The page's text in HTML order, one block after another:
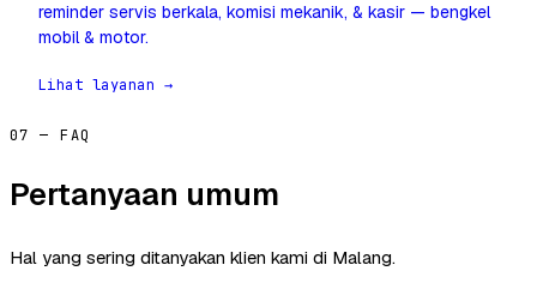
reminder servis berkala, komisi mekanik, & kasir — bengkel
mobil & motor.
Lihat layanan →
07 — FAQ
Pertanyaan umum
Hal yang sering ditanyakan klien kami di Malang.